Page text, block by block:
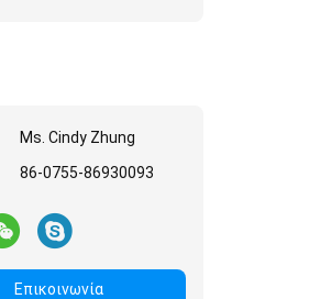
Ms. Cindy Zhung
86-0755-86930093
Επικοινωνία